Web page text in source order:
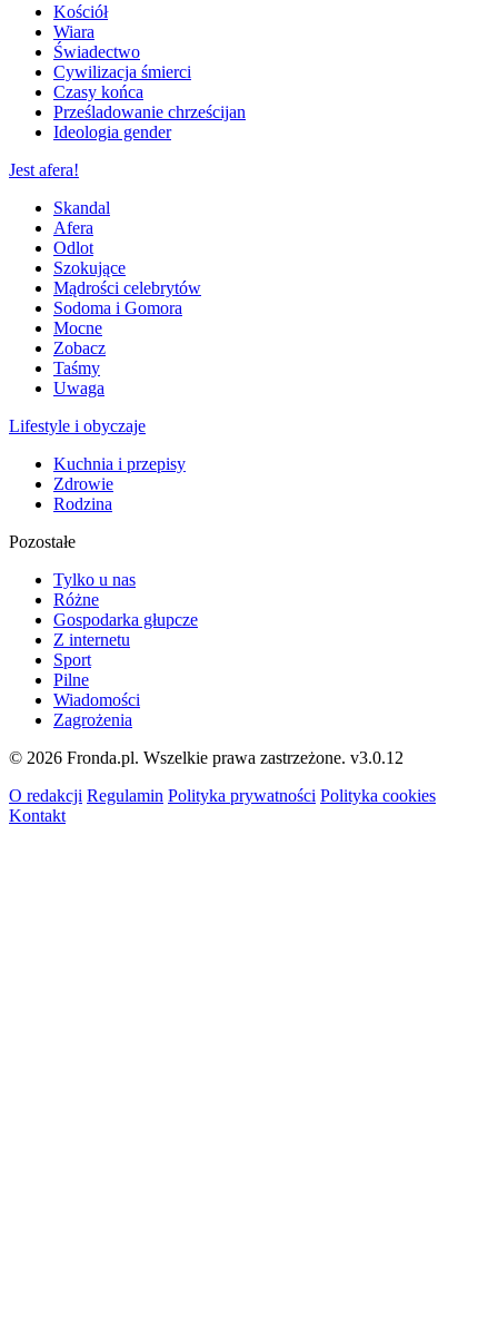
Kościół
Wiara
Świadectwo
Cywilizacja śmierci
Czasy końca
Prześladowanie chrześcijan
Ideologia gender
Jest afera!
Skandal
Afera
Odlot
Szokujące
Mądrości celebrytów
Sodoma i Gomora
Mocne
Zobacz
Taśmy
Uwaga
Lifestyle i obyczaje
Kuchnia i przepisy
Zdrowie
Rodzina
Pozostałe
Tylko u nas
Różne
Gospodarka głupcze
Z internetu
Sport
Pilne
Wiadomości
Zagrożenia
© 2026 Fronda.pl. Wszelkie prawa zastrzeżone. v3.0.12
O redakcji Regulamin Polityka prywatności Polityka cookies
Kontakt